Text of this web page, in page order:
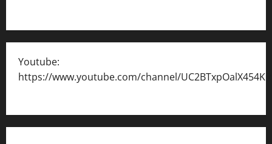
Youtube:
https://www.youtube.com/channel/